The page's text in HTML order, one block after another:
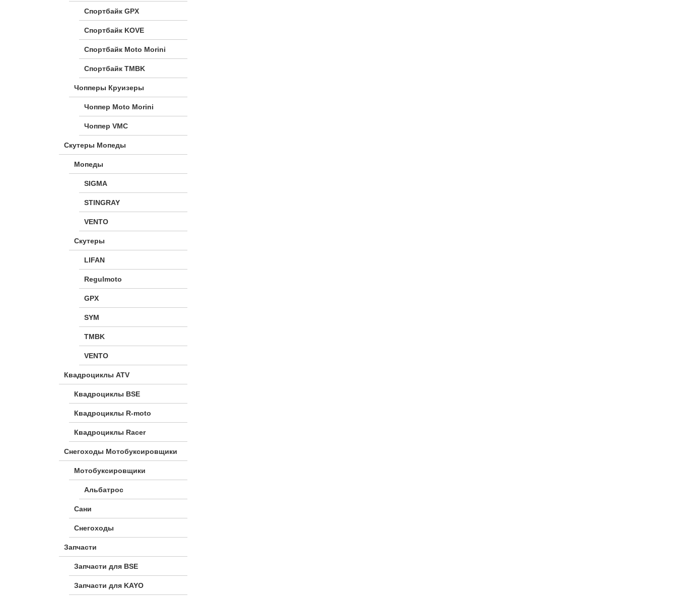
Спортбайк GPX
Спортбайк KOVE
Спортбайк Moto Morini
Спортбайк TMBK
Чопперы Круизеры
Чоппер Moto Morini
Чоппер VMC
Скутеры Мопеды
Мопеды
SIGMA
STINGRAY
VENTO
Скутеры
LIFAN
Regulmoto
GPX
SYM
TMBK
VENTO
Квадроциклы ATV
Квадроциклы BSE
Квадроциклы R-moto
Квадроциклы Racer
Снегоходы Мотобуксировщики
Мотобуксировщики
Альбатрос
Сани
Снегоходы
Запчасти
Запчасти для BSE
Запчасти для KAYO